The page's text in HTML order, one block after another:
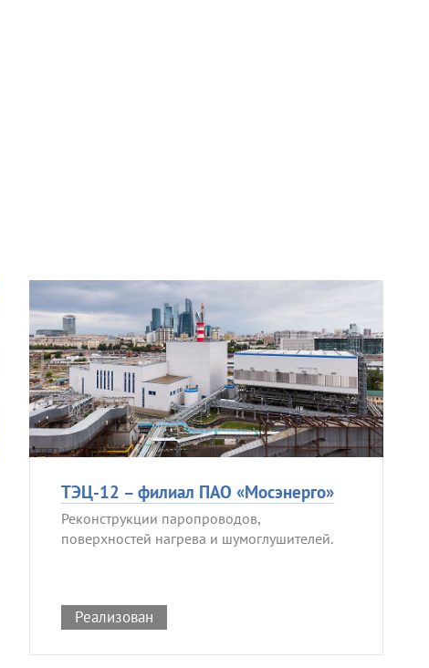
ТЭЦ-12 – филиал ПАО «Мосэнерго»
Реконструкции паропроводов,
поверхностей нагрева и шумоглушителей.
Реализован